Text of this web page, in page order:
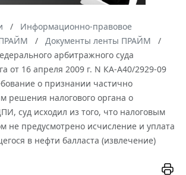
Информационно-правовое
Документы ленты ПРАЙМ
арбитражного суда
от 16 апреля 2009 г. N КА-А40/2929-09
о признании частично
решения налогового органа о
суд исходил из того, что налоговым
не предусмотрено исчисление и уплата
в нефти балласта (извлечение)